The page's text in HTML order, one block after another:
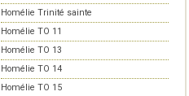
Homélie Trinité sainte
Homélie TO 11
Homélie TO 13
Homélie TO 14
Homélie TO 15